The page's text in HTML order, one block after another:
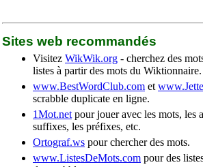
Sites web recommandés
Visitez WikWik.org - cherchez des
listes à partir des mots du Wiktionnaire.
www.BestWordClub.com et
scrabble duplicate en ligne.
1Mot.net pour jouer avec les mots, les
suffixes, les préfixes, etc.
Ortograf.ws pour chercher des mots.
www.ListesDeMots.com pour des